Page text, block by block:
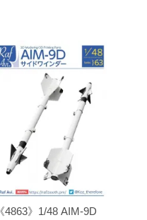
《4863》1/48 AIM-9D